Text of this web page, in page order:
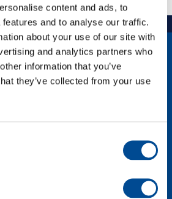
content and ads, to
and to analyse our traffic.
about your use of our site with
and analytics partners who
information that you’ve
they’ve collected from your use